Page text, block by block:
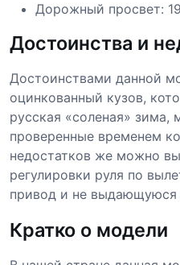
Дорожный просвет:
Достоинства и
Достоинствами данной
оцинкованный кузов,
русская «соленая» зима,
проверенные временем
недостатков же можно
регулировки руля по
привод и не выдающуюся
Кратко о модели